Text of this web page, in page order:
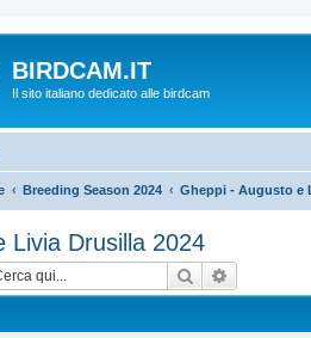
BIRDCAM.IT
Il sito italiano dedicato alle birdcam
Breeding Season 2024 Gheppi - Augusto e
Livia Drusilla 2024
Cerca